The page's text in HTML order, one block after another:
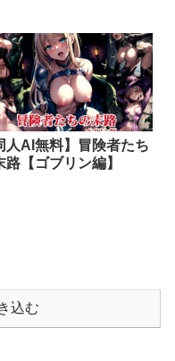
人AI無料】冒険者たち
路【ゴブリン編】
込む